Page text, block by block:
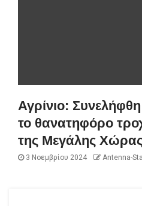
Αγρίνιο:
το θανατηφόρο
της Μεγάλης
3 Νοεμβρίου 2024 Antenna-